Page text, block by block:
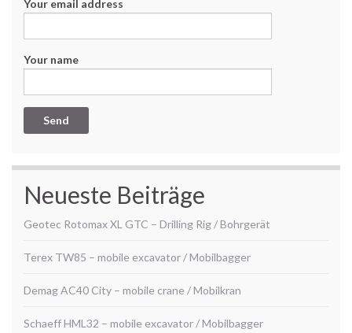
Your email address
Your name
Neueste Beiträge
Geotec Rotomax XL GTC – Drilling Rig / Bohrgerät
Terex TW85 – mobile excavator / Mobilbagger
Demag AC40 City – mobile crane / Mobilkran
Schaeff HML32 – mobile excavator / Mobilbagger